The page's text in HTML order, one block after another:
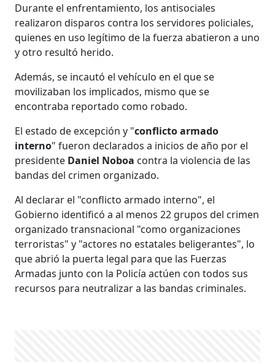
Durante el enfrentamiento, los antisociales
realizaron disparos contra los servidores policiales,
quienes en uso legítimo de la fuerza abatieron a uno
y otro resultó herido.
Además, se incautó el vehículo en el que se
movilizaban los implicados, mismo que se
encontraba reportado como robado.
El estado de excepción y "conflicto armado
interno" fueron declarados a inicios de año por el
presidente Daniel Noboa contra la violencia de las
bandas del crimen organizado.
Al declarar el "conflicto armado interno", el
Gobierno identificó a al menos 22 grupos del crimen
organizado transnacional "como organizaciones
terroristas" y "actores no estatales beligerantes", lo
que abrió la puerta legal para que las Fuerzas
Armadas junto con la Policía actúen con todos sus
recursos para neutralizar a las bandas criminales.